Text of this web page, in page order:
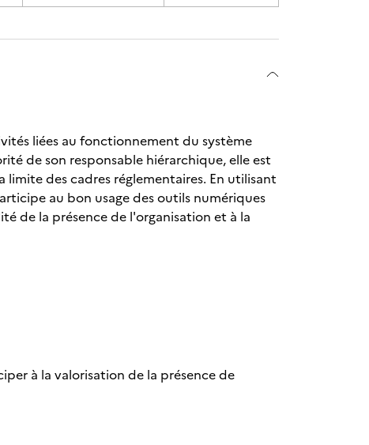
liées au fonctionnement du système
de son responsable hiérarchique, elle est
des cadres réglementaires. En utilisant
au bon usage des outils numériques
de la présence de l'organisation et à la
à la valorisation de la présence de